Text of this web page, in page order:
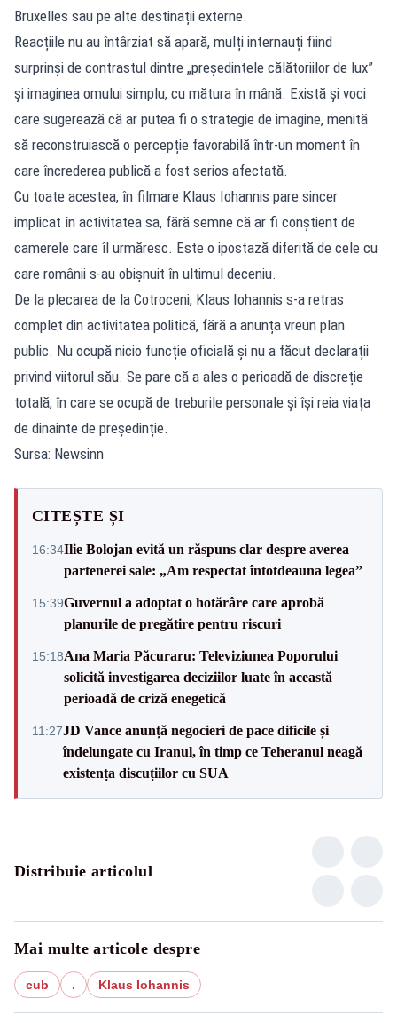
Bruxelles sau pe alte destinații externe.
Reacțiile nu au întârziat să apară, mulți internauți fiind
surprinși de contrastul dintre „președintele călătoriilor de lux”
și imaginea omului simplu, cu mătura în mână. Există și voci
care sugerează că ar putea fi o strategie de imagine, menită
să reconstruiască o percepție favorabilă într-un moment în
care încrederea publică a fost serios afectată.
Cu toate acestea, în filmare Klaus Iohannis pare sincer
implicat în activitatea sa, fără semne că ar fi conștient de
camerele care îl urmăresc. Este o ipostază diferită de cele cu
care românii s-au obișnuit în ultimul deceniu.
De la plecarea de la Cotroceni, Klaus Iohannis s-a retras
complet din activitatea politică, fără a anunța vreun plan
public. Nu ocupă nicio funcție oficială și nu a făcut declarații
privind viitorul său. Se pare că a ales o perioadă de discreție
totală, în care se ocupă de treburile personale și își reia viața
de dinainte de președinție.
Sursa: Newsinn
CITEȘTE ȘI
16:34Ilie Bolojan evită un răspuns clar despre averea
partenerei sale: „Am respectat întotdeauna legea”
15:39Guvernul a adoptat o hotărâre care aprobă
planurile de pregătire pentru riscuri
15:18Ana Maria Păcuraru: Televiziunea Poporului
solicită investigarea deciziilor luate în această
perioadă de criză enegetică
11:27JD Vance anunță negocieri de pace dificile și
îndelungate cu Iranul, în timp ce Teheranul neagă
existența discuțiilor cu SUA
Distribuie articolul
Mai multe articole despre
cub . Klaus Iohannis